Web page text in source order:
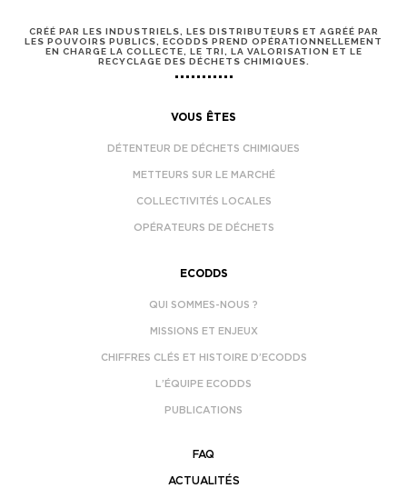
CRÉÉ PAR LES INDUSTRIELS, LES DISTRIBUTEURS ET AGRÉÉ PAR
LES POUVOIRS PUBLICS, ECODDS PREND OPÉRATIONNELLEMENT
EN CHARGE LA COLLECTE, LE TRI, LA VALORISATION ET LE
RECYCLAGE DES DÉCHETS CHIMIQUES.
VOUS ÊTES
DÉTENTEUR DE DÉCHETS CHIMIQUES
METTEURS SUR LE MARCHÉ
COLLECTIVITÉS LOCALES
OPÉRATEURS DE DÉCHETS
ECODDS
QUI SOMMES-NOUS ?
MISSIONS ET ENJEUX
CHIFFRES CLÉS ET HISTOIRE D’ECODDS
L’ÉQUIPE ECODDS
PUBLICATIONS
FAQ
ACTUALITÉS